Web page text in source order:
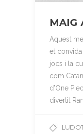
MAIG
Aquest
et
jocs i la
com
d’One
divertit